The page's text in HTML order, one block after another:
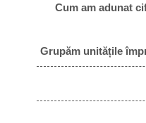
Cum am adunat
Grupăm unitățile